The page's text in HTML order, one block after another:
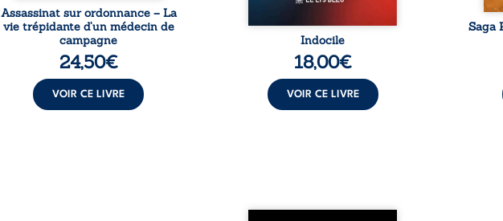
Assassinat sur ordonnance – La
vie trépidante d’un médecin de
campagne
24,50€
VOIR CE LIVRE
Indocile
18,00€
VOIR CE LIVRE
Saga